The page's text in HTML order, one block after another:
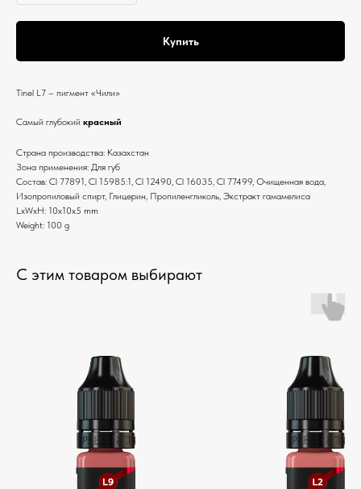
Купить
Tinel L7 – пигмент «Чили»
Самый глубокий красный
Страна производства: Казахстан
Зона применения: Для губ
Состав: Cl 77891, Cl 15985:1, Cl 12490, Cl 16035, Cl 77499, Очищенная вода,
Изопропиловый спирт, Глицерин, Пропиленгликоль, Экстракт гамамелиса
LxWxH: 10x10x5 mm
Weight: 100 g
С этим товаром выбирают